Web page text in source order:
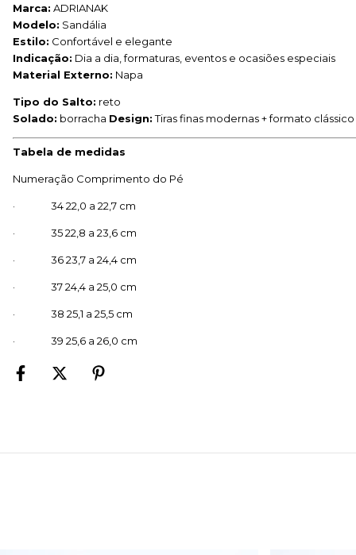
Marca: ADRIANAK
Modelo: Sandália
Estilo: Confortável e elegante
Indicação: Dia a dia, formaturas, eventos e ocasiões especiais
Material Externo: Napa
Tipo do Salto: reto
Solado: borracha Design:Tiras finas modernas + formato
Tabela de medidas
Numeração Comprimento do Pé
· 34 22,0 a 22,7 cm
· 35 22,8 a 23,6 cm
· 36 23,7 a 24,4 cm
· 37 24,4 a 25,0 cm
· 38 25,1 a 25,5 cm
· 39 25,6 a 26,0 cm